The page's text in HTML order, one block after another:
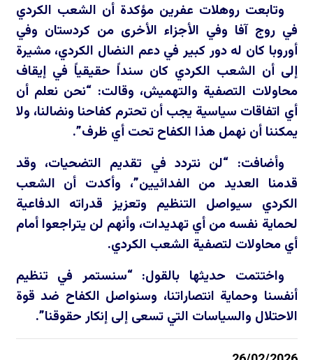
وتابعت روهلات عفرين مؤكدة أن الشعب الكردي
في روج آفا وفي الأجزاء الأخرى من كردستان وفي
أوروبا كان له دور كبير في دعم النضال الكردي، مشيرة
إلى أن الشعب الكردي كان سنداً حقيقياً في إيقاف
محاولات التصفية والتهميش، وقالت: “نحن نعلم أن
أي اتفاقات سياسية يجب أن تحترم كفاحنا ونضالنا، ولا
يمكننا أن نهمل هذا الكفاح تحت أي ظرف”.
وأضافت: “لن نتردد في تقديم التضحيات، وقد
قدمنا العديد من الفدائيين”، وأكدت أن الشعب
الكردي سيواصل التنظيم وتعزيز قدراته الدفاعية
لحماية نفسه من أي تهديدات، وأنهم لن يتراجعوا أمام
أي محاولات لتصفية الشعب الكردي.
واختتمت حديثها بالقول: “سنستمر في تنظيم
أنفسنا وحماية انتصاراتنا، وسنواصل الكفاح ضد قوة
الاحتلال والسياسات التي تسعى إلى إنكار حقوقنا”.